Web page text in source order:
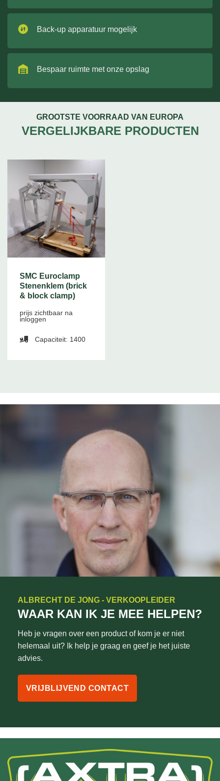
Back-up apparatuur mogelijk
Bespaar ruimte met onze opslag
GROOTSTE VOORRAAD VAN EUROPA
VERGELIJKBARE PRODUCTEN
SMC Euroclamp
Stenenklem (brick
& block clamp)
prijs zichtbaar na
inloggen
Capaciteit: 1400
ALBRECHT DE JONG - VERKOOPLEIDER
WAAR KAN IK JE MEE HELPEN?
Heb je vragen over een product of kom je er niet
helemaal uit? Ik help je graag en geef je het juiste
advies.
VRIJBLIJVEND CONTACT